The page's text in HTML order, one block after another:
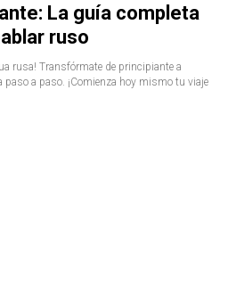
La guía completa
ruso
rusa! Transfórmate de principiante a
a paso. ¡Comienza hoy mismo tu viaje